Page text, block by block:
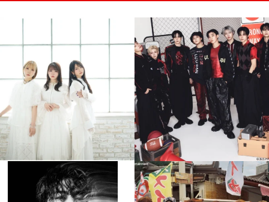
...
8月 4
4 0
musicjapantv
💡08/05(水)23:00特番放送！
...
8月 4
4 0
musicjapantv
💡8月特番放送決定！
...
musicjapantv
💡8月特番放送決定！
...